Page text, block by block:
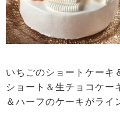
いちごのショートケーキ
ショート＆生チョコケー
＆ハーフのケーキがライ